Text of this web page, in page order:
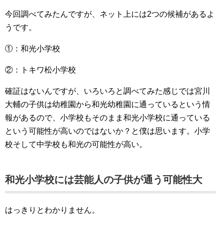
今回調べてみたんですが、ネット上には2つの候補があるよ
うです。
①：和光小学校
②：トキワ松小学校
確証はないんですが、いろいろと調べてみた感じでは宮川
大輔の子供は幼稚園から和光幼稚園に通っているという情
報があるので、小学校もそのまま和光小学校に通っている
という可能性が高いのではないか？と僕は思います。小学
校そして中学校も和光の可能性が高い。
和光小学校には芸能人の子供が通う可能性大
はっきりとわかりません。